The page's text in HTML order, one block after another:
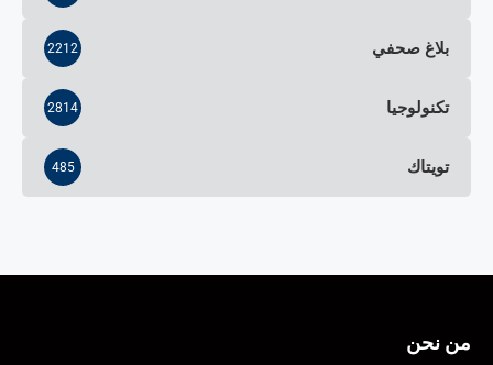
بلاغ صحفي 2212
تكنولوجيا 2814
تويتاك 485
من نحن